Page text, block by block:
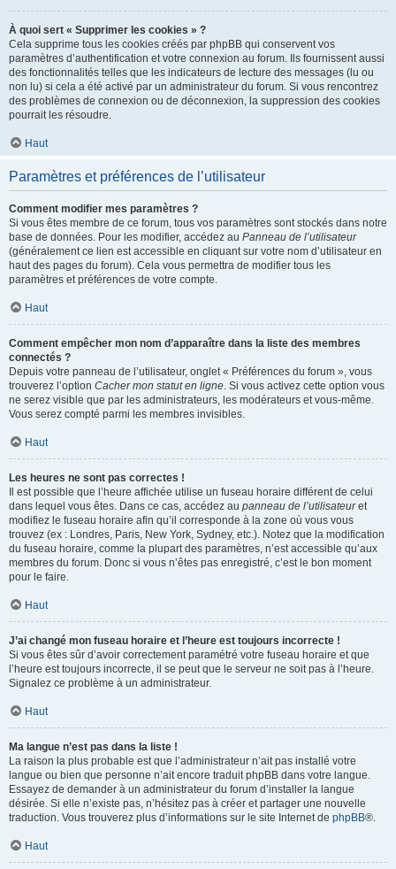
À quoi sert « Supprimer les cookies » ?
Cela supprime tous les cookies créés par phpBB qui conservent vos
paramètres d’authentification et votre connexion au forum. Ils fournissent aussi
des fonctionnalités telles que les indicateurs de lecture des messages (lu ou
non lu) si cela a été activé par un administrateur du forum. Si vous rencontrez
des problèmes de connexion ou de déconnexion, la suppression des cookies
pourrait les résoudre.
Haut
Paramètres et préférences de l’utilisateur
Comment modifier mes paramètres ?
Si vous êtes membre de ce forum, tous vos paramètres sont stockés dans notre
base de données. Pour les modifier, accédez au Panneau de l’utilisateur
(généralement ce lien est accessible en cliquant sur votre nom d’utilisateur en
haut des pages du forum). Cela vous permettra de modifier tous les
paramètres et préférences de votre compte.
Haut
Comment empêcher mon nom d’apparaître dans la liste des membres
connectés ?
Depuis votre panneau de l’utilisateur, onglet « Préférences du forum », vous
trouverez l’option Cacher mon statut en ligne. Si vous activez cette option vous
ne serez visible que par les administrateurs, les modérateurs et vous-même.
Vous serez compté parmi les membres invisibles.
Haut
Les heures ne sont pas correctes !
Il est possible que l’heure affichée utilise un fuseau horaire différent de celui
dans lequel vous êtes. Dans ce cas, accédez au panneau de l’utilisateuret
modifiez le fuseau horaire afin qu’il corresponde à la zone où vous vous
trouvez (ex : Londres, Paris, New York, Sydney, etc.). Notez que la modification
du fuseau horaire, comme la plupart des paramètres, n’est accessible qu’aux
membres du forum. Donc si vous n’êtes pas enregistré, c’est le bon moment
pour le faire.
Haut
J’ai changé mon fuseau horaire et l’heure est toujours incorrecte !
Si vous êtes sûr d’avoir correctement paramétré votre fuseau horaire et que
l’heure est toujours incorrecte, il se peut que le serveur ne soit pas à l’heure.
Signalez ce problème à un administrateur.
Haut
Ma langue n’est pas dans la liste !
La raison la plus probable est que l’administrateur n’ait pas installé votre
langue ou bien que personne n’ait encore traduit phpBB dans votre langue.
Essayez de demander à un administrateur du forum d’installer la langue
désirée. Si elle n’existe pas, n’hésitez pas à créer et partager une nouvelle
traduction. Vous trouverez plus d’informations sur le site Internet de phpBB®.
Haut